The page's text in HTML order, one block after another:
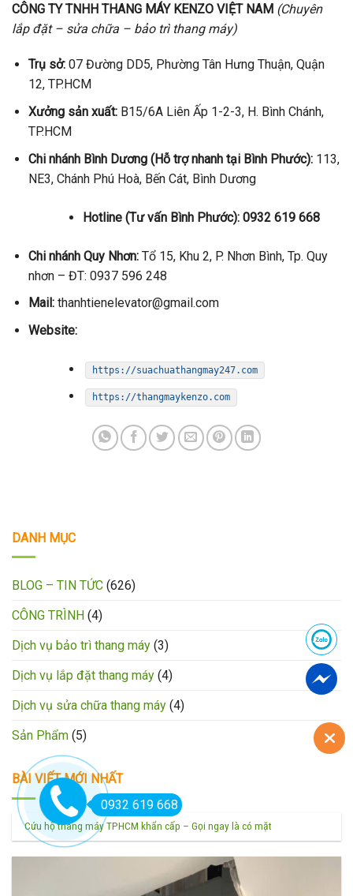
CÔNG TY TNHH THANG MÁY KENZO VIỆT NAM (Chuyên
lắp đặt – sửa chữa – bảo trì thang máy)
Trụ sở:07 Đường DD5, Phường Tân Hưng Thuận, Quận
12, TP.HCM
Xưởng sản xuất:B15/6A Liên Ấp 1-2-3, H. Bình Chánh,
TP.HCM
Chi nhánh Bình Dương (Hỗ trợ nhanh tại Bình Phước):113,
NE3, Chánh Phú Hoà, Bến Cát, Bình Dương
Hotline (Tư vấn Bình Phước): 0932 619 668
Chi nhánh Quy Nhơn:Tổ 15, Khu 2, P. Nhơn Bình, Tp. Quy
nhơn – ĐT: 0937 596 248
Mail:thanhtienelevator@gmail.com
Website:
https://suachuathangmay247.com
https://thangmaykenzo.com
DANH MỤC
BLOG – TIN TỨC (626)
CÔNG TRÌNH (4)
Dịch vụ bảo trì thang máy (3)
Dịch vụ lắp đặt thang máy (4)
Dịch vụ sửa chữa thang máy (4)
Sản Phẩm (5)
BÀI VIẾT MỚI NHẤT
Cứu hộ thang máy TPHCM khẩn cấp – Gọi ngay là có mặt
0932 619 668